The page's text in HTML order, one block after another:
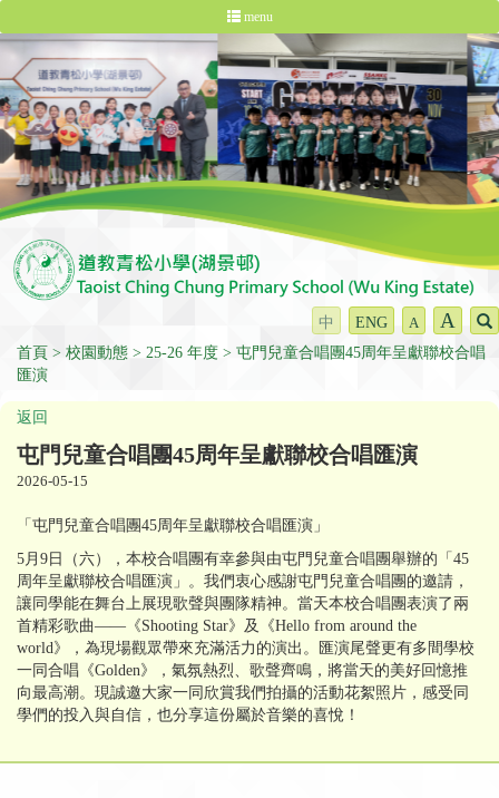
menu
中 ENG A A
首頁 校園動態 25-26 年度
屯門兒童合唱團45周年呈獻聯校合唱
匯演
返回
屯門兒童合唱團45周年呈獻聯校合唱匯演
2026-05-15
「屯門兒童合唱團45周年呈獻聯校合唱匯演」
5月9日（六），本校合唱團有幸參與由屯門兒童合唱團舉辦的「45
周年呈獻聯校合唱匯演」。我們衷心感謝屯門兒童合唱團的邀請，
讓同學能在舞台上展現歌聲與團隊精神。當天本校合唱團表演了兩
首精彩歌曲——《Shooting Star》及《Hello from around the
world》，為現場觀眾帶來充滿活力的演出。匯演尾聲更有多間學校
一同合唱《Golden》，氣氛熱烈、歌聲齊鳴，將當天的美好回憶推
向最高潮。現誠邀大家一同欣賞我們拍攝的活動花絮照片，感受同
學們的投入與自信，也分享這份屬於音樂的喜悅！